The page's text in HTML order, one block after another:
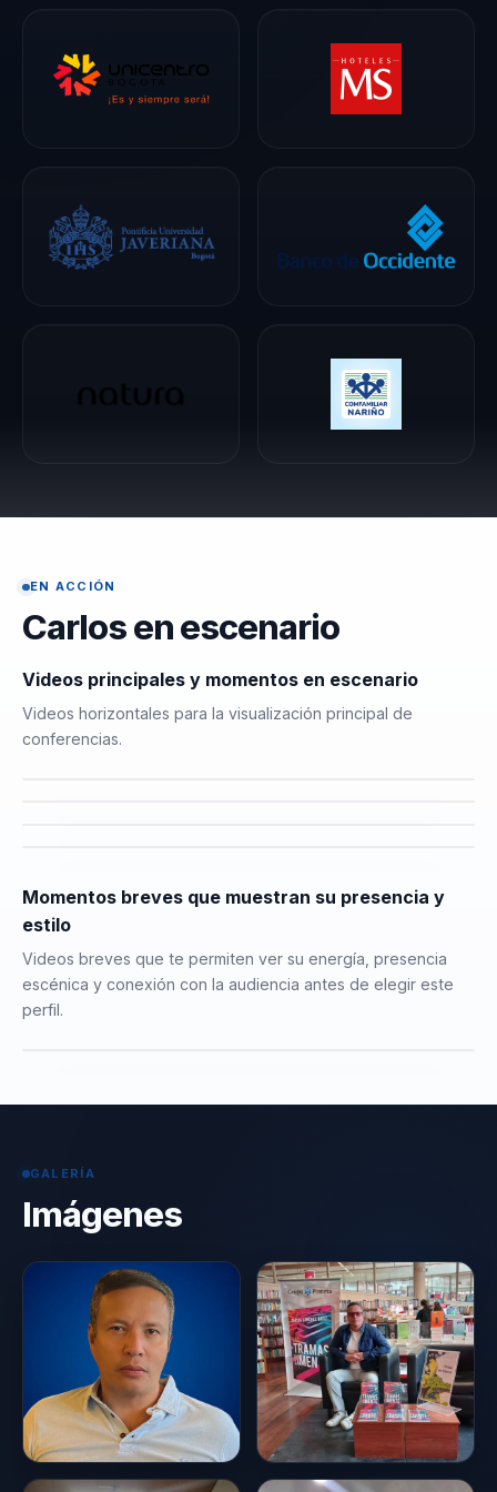
guionista y
conferencista para
fundaciones y
espacios de apoyo
reflexión y estudio
ansiedad y poder
interior.
EN ACCIÓN
Carlos en escenario
Videos principales y momentos en escenario
Videos horizontales para la visualización principal de
conferencias.
Momentos breves que muestran su presencia y
estilo
Videos breves que te permiten ver su energía, presencia
escénica y conexión con la audiencia antes de elegir este
perfil.
GALERÍA
Imágenes